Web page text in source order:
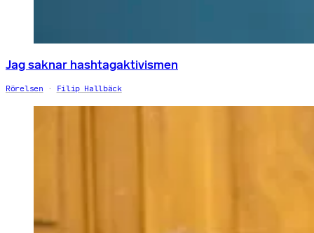
Jag saknar hashtagaktivismen
Rörelsen Filip Hallbäck